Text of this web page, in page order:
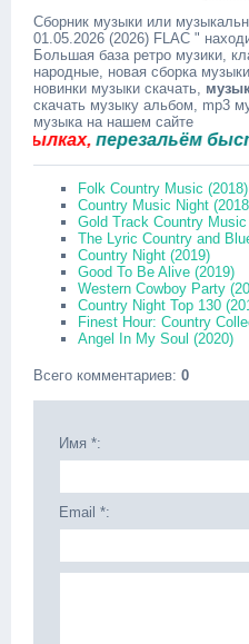
Сборник музыки или
01.05.2026 (2026) FLAC "
Большая база ретро музики,
народные, новая сборка
новинки музыки скачать,
скачать музыку альбом, mp3
музыка на нашем сайте
перезальём быстро.
Folk Country Music (2018)
Country Music Night
Gold Track Country Music
The Lyric Country and
Country Night (2019)
Good To Be Alive (2019)
Western Cowboy Party
Country Night Top 130
Finest Hour: Country
Angel In My Soul (2020)
Всего комментариев: 0
Имя *:
Email *: